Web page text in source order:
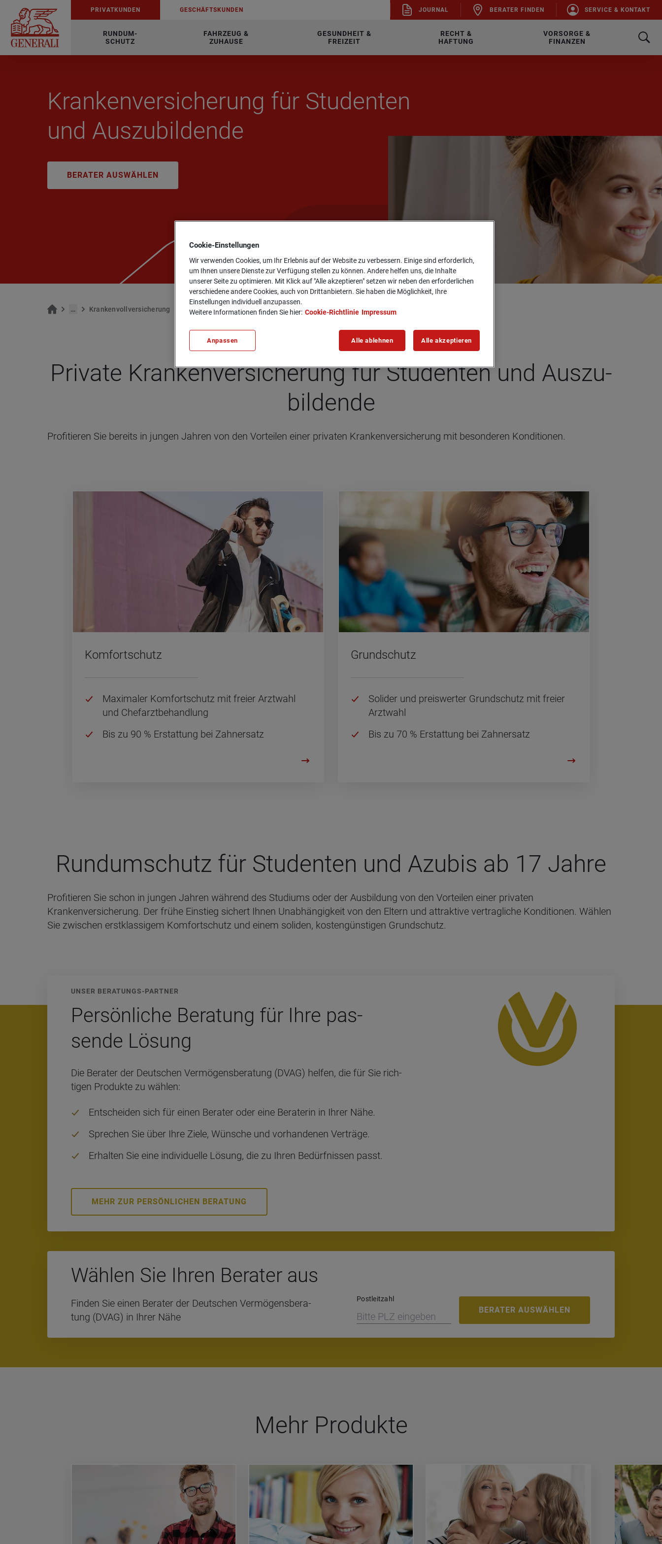
PRI­VAT­KUN­DEN GE­SCHÄFTS­KUN­DEN JOUR­NAL BE­RA­TER FIN­DEN SER­VICE & KON­TAKT
RUNDUM-
SCHUTZ
FAHRZEUG &
ZUHAUSE
GESUNDHEIT &
FREIZEIT
RECHT &
HAFTUNG
VORSORGE &
FINANZEN
Kran­ken­ver­si­che­rung für Stu­den­ten
und Aus­zu­bil­den­de
BERATER AUSWÄHLEN
… Kran­ken­voll­ver­si­che­rung Für Stu­den­ten und Aus­zu­bil­den­de
Pri­vate Kran­ken­ver­si­che­rung für Stu­den­ten und Aus­zu­
bil­dende
Profitieren Sie bereits in jungen Jahren von den Vorteilen einer privaten Krankenversicherung mit besonderen Konditionen.
Kom­fort­schutz
Ma­xi­ma­ler Kom­fort­schutz mit frei­er Arzt­wahl
und Chef­arzt­be­hand­lung
Bis zu 90 % Er­stat­tung bei Zahn­ersatz
Grund­schutz
So­li­der und preis­wer­ter Grund­schutz mit frei­er
Arzt­wahl
Bis zu 70 % Er­stat­tung bei Zahn­ersatz
Rund­um­schutz für Stu­den­ten und Azu­bis ab 17 Jahre
Profitieren Sie schon in jungen Jahren während des Studiums oder der Ausbildung von den Vorteilen einer privaten
Krankenversicherung. Der frühe Einstieg sichert Ihnen Unabhängigkeit von den Eltern und attraktive vertragliche Konditionen. Wählen
Sie zwischen erstklassigem Komfortschutz und einem soliden, kostengünstigen Grundschutz.
UNSER BERATUNGS-PARTNER
Per­sön­li­che Bera­tung für Ihre pas­
sende Lösung
Die Be­ra­ter der Deut­schen Ver­mö­gens­be­ra­tung (DVAG) hel­fen, die für Sie rich­
ti­gen Pro­duk­te zu wäh­len:
Ent­schei­den sich für einen Be­ra­ter oder eine Be­ra­te­rin in Ihrer Nähe.
Spre­chen Sie über Ihre Ziele, Wün­sche und vor­han­de­nen Ver­trä­ge.
Er­hal­ten Sie eine in­di­vi­du­el­le Lö­sung, die zu Ihren Be­dürf­nis­sen passt.
MEHR ZUR PERSÖNLICHEN BERATUNG
Wäh­len Sie Ihren Bera­ter aus
Fin­den Sie einen Be­ra­ter der Deut­schen Ver­mö­gens­be­ra­
tung (DVAG) in Ihrer Nähe
Postleitzahl
BERATER AUSWÄHLEN
Mehr Pro­dukte
Cookie-­Einstellungen
Wir verwenden Cookies, um Ihr Erlebnis auf der Website zu verbessern. Einige sind erforderlich,
um Ihnen unsere Dienste zur Verfügung stellen zu können. Andere helfen uns, die Inhalte
unserer Seite zu optimieren. Mit Klick auf "Alle akzeptieren" setzen wir neben den erforderlichen
verschiedene andere Cookies, auch von Drittanbietern. Sie haben die Möglichkeit, Ihre
Einstellungen individuell anzupassen.
Weitere Informationen finden Sie hier: Cookie-Richtlinie Impressum
Anpassen Alle ablehnen Alle akzeptieren